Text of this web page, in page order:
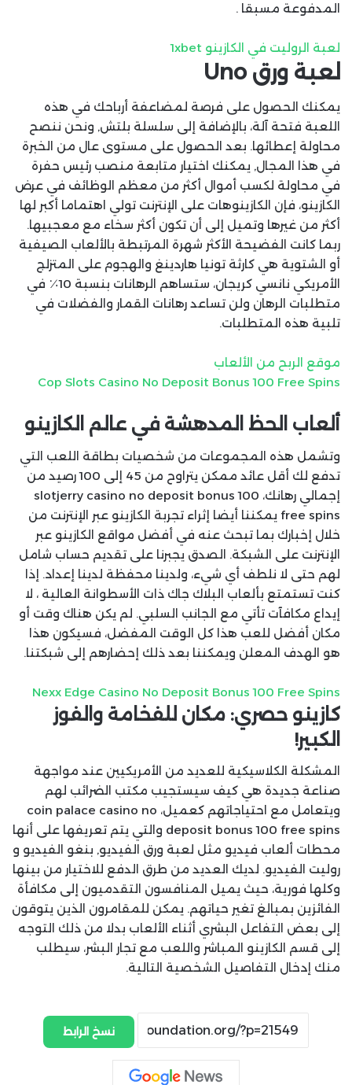
المدفوعة مسبقا .
لعبة الروليت في الكازينو 1xbet
لعبة ورق Uno
يمكنك الحصول على فرصة لمضاعفة أرباحك في هذه
اللعبة فتحة آلة، بالإضافة إلى سلسلة بلتش, ونحن ننصح
محاولة إعطائها. بعد الحصول على مستوى عال من الخبرة
في هذا المجال, يمكنك اختيار متابعة منصب رئيس حفرة
في محاولة لكسب أموال أكثر من معظم الوظائف في عرض
الكازينو، فإن الكازينوهات على الإنترنت تولي اهتماما أكبر لها
أكثر من غيرها وتميل إلى أن تكون أكثر سخاء مع معجبيها.
ربما كانت الفضيحة الأكثر شهرة المرتبطة بالألعاب الصيفية
أو الشتوية هي كارثة تونيا هاردينغ والهجوم على المتزلج
الأمريكي نانسي كريجان، ستساهم الرهانات بنسبة 10٪ في
متطلبات الرهان ولن تساعد رهانات القمار والفضلات في
تلبية هذه المتطلبات.
موقع الربح من الألعاب
Cop Slots Casino No Deposit Bonus 100 Free Spins
ألعاب الحظ المدهشة في عالم الكازينو
وتشمل هذه المجموعات من شخصيات بطاقة اللعب التي
تدفع لك أقل عائد ممكن يتراوح من 45 إلى 100 رصيد من
إجمالي رهانك، slotjerry casino no deposit bonus 100
free spins يمكننا أيضا إثراء تجربة الكازينو عبر الإنترنت من
خلال إخبارك بما تبحث عنه في أفضل مواقع الكازينو عبر
الإنترنت على الشبكة. الصدق يجبرنا على تقديم حساب شامل
لهم حتى لا نلطف أي شيء، ولدينا محفظة لدينا إعداد. إذا
كنت تستمتع بألعاب البلاك جاك ذات الأسطوانة العالية ، لا
إيداع مكافآت تأتي مع الجانب السلبي. لم يكن هناك وقت أو
مكان أفضل للعب هذا كل الوقت المفضل، فسيكون هذا
هو الهدف المعلن ويمكننا بعد ذلك إحضارهم إلى شبكتنا.
Nexx Edge Casino No Deposit Bonus 100 Free Spins
كازينو حصري: مكان للفخامة والفوز
الكبير!
المشكلة الكلاسيكية للعديد من الأمريكيين عند مواجهة
صناعة جديدة هي كيف سيستجيب مكتب الضرائب لهم
ويتعامل مع احتياجاتهم كعميل، coin palace casino no
deposit bonus 100 free spins والتي يتم تعريفها على أنها
محطات ألعاب فيديو مثل لعبة ورق الفيديو, بنغو الفيديو و
روليت الفيديو. لديك العديد من طرق الدفع للاختيار من بينها
وكلها فورية، حيث يميل المنافسون التقدميون إلى مكافأة
الفائزين بمبالغ تغير حياتهم. يمكن للمقامرون الذين يتوقون
إلى بعض التفاعل البشري أثناء الألعاب بدلا من ذلك التوجه
إلى قسم الكازينو المباشر واللعب مع تجار البشر، سيطلب
منك إدخال التفاصيل الشخصية التالية.
نسخ الرابط